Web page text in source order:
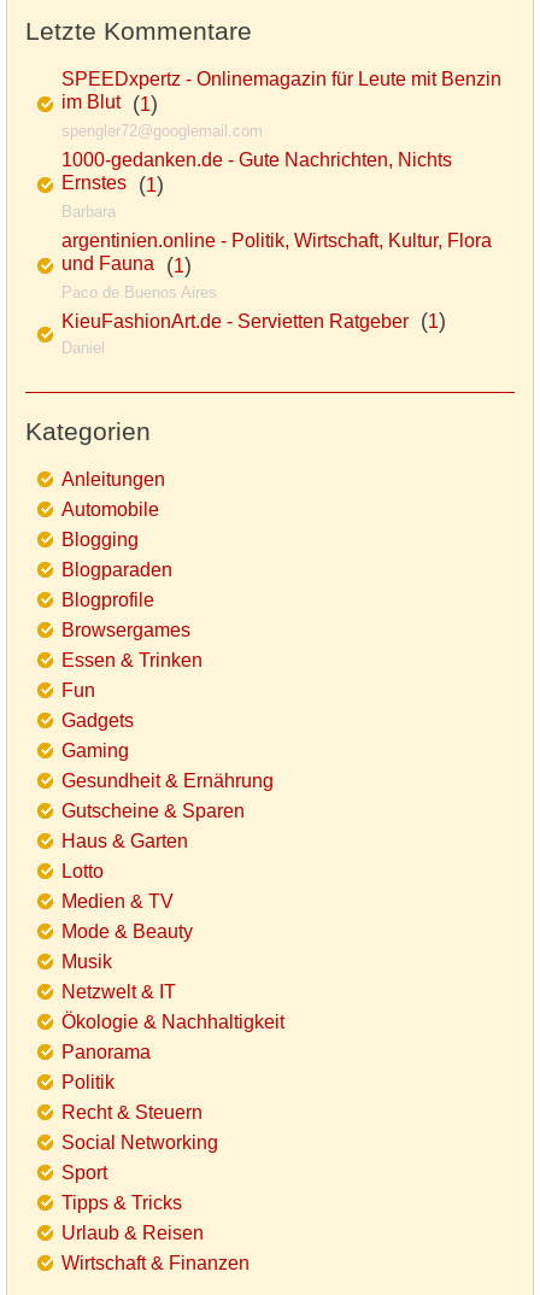
Letzte Kommentare
SPEEDxpertz - Onlinemagazin für Leute mit Benzin
im Blut(1)
spengler72@googlemail.com
1000-gedanken.de - Gute Nachrichten, Nichts
Ernstes (1)
Barbara
argentinien.online - Politik, Wirtschaft, Kultur, Flora
und Fauna (1)
Paco de Buenos Aires
KieuFashionArt.de - Servietten Ratgeber (1)
Daniel
Kategorien
Anleitungen
Automobile
Blogging
Blogparaden
Blogprofile
Browsergames
Essen & Trinken
Fun
Gadgets
Gaming
Gesundheit & Ernährung
Gutscheine & Sparen
Haus & Garten
Lotto
Medien & TV
Mode & Beauty
Musik
Netzwelt & IT
Ökologie & Nachhaltigkeit
Panorama
Politik
Recht & Steuern
Social Networking
Sport
Tipps & Tricks
Urlaub & Reisen
Wirtschaft & Finanzen